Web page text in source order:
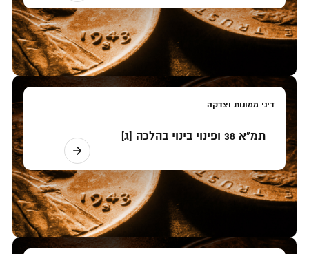
דיני ממונות וצדקה
תמ"א 38 ופינוי בינוי בהלכה [ג]